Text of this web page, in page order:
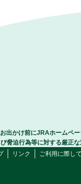
お出かけ前にJRAホームペ
脅迫行為等に対する厳正
リンク ご利用に際し